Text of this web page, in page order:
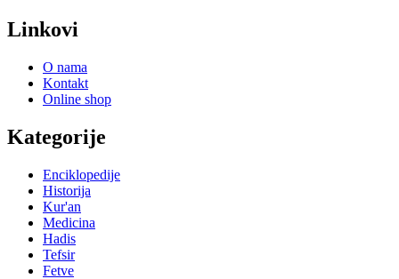
Linkovi
O nama
Kontakt
Online shop
Kategorije
Enciklopedije
Historija
Kur'an
Medicina
Hadis
Tefsir
Fetve